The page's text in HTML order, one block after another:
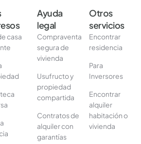
casa
Ayuda
legal
Compraventa
segura de
vivienda
Usufructo y
propiedad
compartida
Contratos de
alquiler con
garantías
Otros
servicios
Encontrar
residencia
Para
Inversores
Encontrar
alquiler
habitación o
vivienda